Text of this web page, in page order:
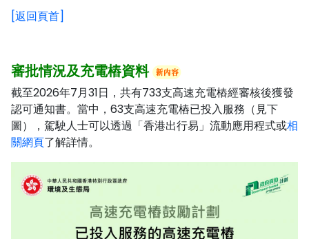
[返回頁首]
審批情況及充電樁資料
截至2026年7月31日，共有733支高速充電樁經審核後獲發
認可通知書。當中，63支高速充電樁已投入服務（見下
圖），駕駛人士可以透過「香港出行易」流動應用程式或相
關網頁了解詳情。